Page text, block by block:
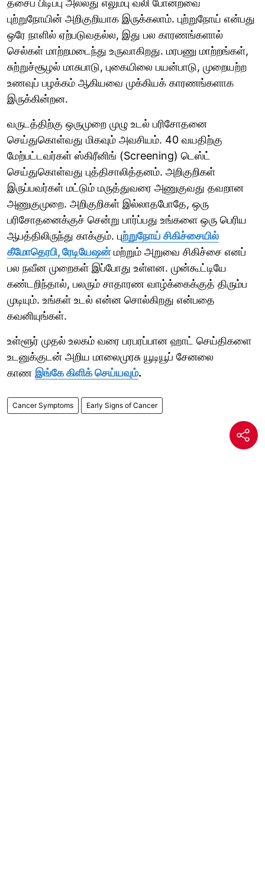
புற்றுநோயின் அறிகுறியாக இருக்கலாம். புற்றுநோய் என்பது
ஒரே நாளில் ஏற்படுவதல்ல, இது பல காரணங்களால்
செல்கள் மாற்றமடைந்து உருவாகிறது. மரபணு மாற்றங்கள்,
சுற்றுச்சூழல் மாசுபாடு, புகையிலை பயன்பாடு, முறையற்ற
உணவுப் பழக்கம் ஆகியவை முக்கியக் காரணங்களாக
இருக்கின்றன.
வருடத்திற்கு ஒருமுறை முழு உடல் பரிசோதனை
செய்துகொள்வது மிகவும் அவசியம். 40 வயதிற்கு
மேற்பட்டவர்கள் ஸ்கிரீனிங் (Screening) டெஸ்ட்
செய்துகொள்வது புத்திசாலித்தனம். அறிகுறிகள்
இருப்பவர்கள் மட்டும் மருத்துவரை அணுகுவது தவறான
அணுகுமுறை. அறிகுறிகள் இல்லாதபோதே, ஒரு
பரிசோதனைக்குச் சென்று பார்ப்பது உங்களை ஒரு பெரிய
ஆபத்திலிருந்து காக்கும். புற்றுநோய் சிகிச்சையில்
கீமோதெரபி, ரேடியேஷன்மற்றும் அறுவை சிகிச்சை எனப்
பல நவீன முறைகள் இப்போது உள்ளன. முன்கூட்டியே
கண்டறிந்தால், பலரும் சாதாரண வாழ்க்கைக்குத் திரும்ப
முடியும். உங்கள் உடல் என்ன சொல்கிறது என்பதை
கவனியுங்கள்.
உள்ளூர் முதல் உலகம் வரை பரபரப்பான ஹாட் செய்திகளை
உடனுக்குடன் அறிய மாலைமுரசு யூடியூப் சேனலை
காண இங்கே கிளிக் செய்யவும்.
Cancer Symptoms Early Signs of Cancer